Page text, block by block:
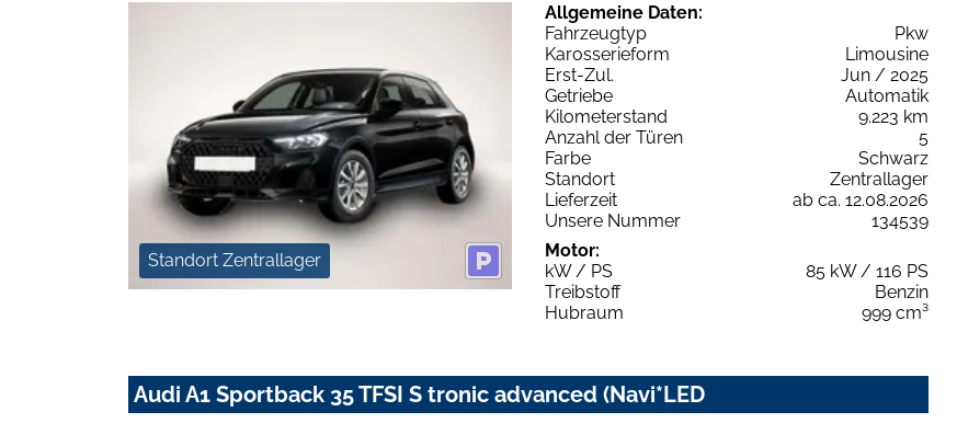
Standort Zentrallager
Allgemeine Daten:
Fahrzeugtyp
Pkw
Karosserieform
Limousine
Erst-Zul.
Jun / 2025
Getriebe
Automatik
Kilometerstand
9.223 km
Anzahl der Türen
5
Farbe
Schwarz
Standort
Zentrallager
Lieferzeit
ab ca. 12.08.2026
Unsere Nummer
134539
Motor:
kW / PS
85 kW / 116 PS
Treibstoff
Benzin
Hubraum
999 cm³
Audi A1 Sportback 35 TFSI S tronic advanced (Navi*LED